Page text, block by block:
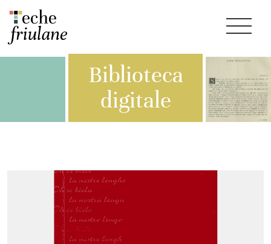
Biblioteca
digitale